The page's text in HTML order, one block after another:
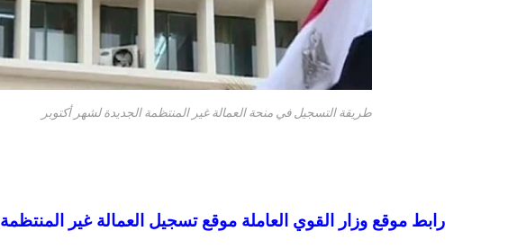
طريقة التسجيل في منحة العمالة غير المنتظمة الجديدة لشهر أكتوبر
رابط موقع وزار القوي العاملة موقع تسجيل العمالة غير المنتظمة